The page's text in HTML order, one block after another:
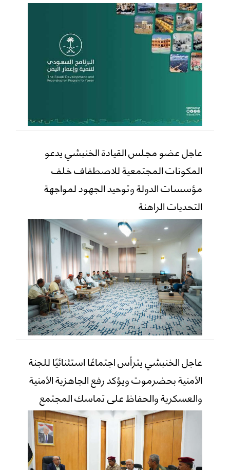
عاجل عضو مجلس القيادة الخنبشي يدعو
المكونات المجتمعية للاصطفاف خلف
مؤسسات الدولة وتوحيد الجهود لمواجهة
التحديات الراهنة
عاجل الخنبشي يترأس اجتماعًا استثنائيًا للجنة
الأمنية بحضرموت ويؤكد رفع الجاهزية الأمنية
والعسكرية والحفاظ على تماسك المجتمع